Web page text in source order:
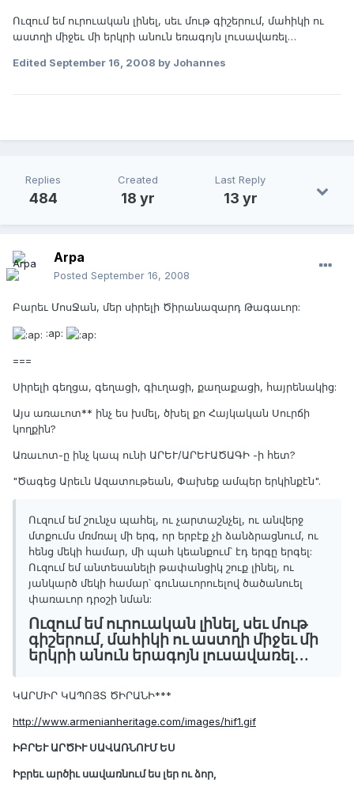
Ուզում եմ ուրուական լինել, սեւ մութ գիշերում, մահիկի ու
աստղի միջեւ մի երկրի անուն եռագոյն լուսավառել…
Edited September 16, 2008 by Johannes
Replies
484
Created
18 yr
Last Reply
13 yr
Arpa
Posted September 16, 2008
Բարեւ ՄոսՋան, մեր սիրելի Ծիրանազարդ Թագաւոր:
:ap:
===
Սիրելի գեղցա, գեղացի, գիւղացի, քաղաքացի, հայրենակից:
Այս առաւոտ** ինչ ես խմել, ծխել քո Հայկական Սուրճի
կողքին?
Առաւոտ-ը ինչ կապ ունի ԱՐԵՒ/ԱՐԵՒԱԾԱԳԻ -ի հետ?
"Ծագեց Արեւն Ազատութեան, Փախեք ամպեր երկինքէն".
Ուզում եմ շունչս պահել, ու չարտաշնչել, ու անվերջ
մտքումս մռմռալ մի երգ, որ երբէք չի ձանձրացնում, ու
հենց մեկի համար, մի պահ կեանքում՝ էդ երգը երգել:
Ուզում եմ անտեսանելի թափանցիկ շուք լինել, ու
յանկարծ մեկի համար՝ գունաւորուելով ծածանուել
փառաւոր դրօշի նման:
Ուզում եմ ուրուական լինել, սեւ մութ
գիշերում, մահիկի ու աստղի միջեւ մի
երկրի անուն երագոյն լուսավառել…
ԿԱՐՄԻՐ ԿԱՊՈՅՏ ԾԻՐԱՆԻ***
http://www.armenianheritage.com/images/hif1.gif
ԻԲՐԵՒ ԱՐԾԻՒ ՍԱՎԱՌՆՈՒՄ ԵՍ
Իբրեւ արծիւ սավառնում ես լեր ու ձոր,